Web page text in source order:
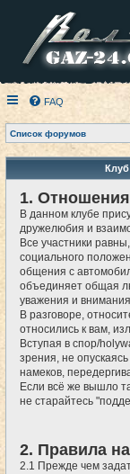
FAQ
Список форумов
Клуб
1. Отношения
В данном клубе
дружелюбия и
Все участники
социального
общения с
объединяет общая
уважения и
В разговоре,
относились к вам,
Вступая в спор/
зрения, не
намеков,
Если всё же вышло
не старайтесь
2. Правила
2.1 Прежде чем